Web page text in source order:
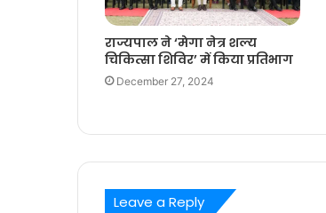
राज्यपाल ने ‘मेगा नेत्र शल्य
चिकित्सा शिविर’ में किया प्रतिभाग
December 27, 2024
Leave a Reply